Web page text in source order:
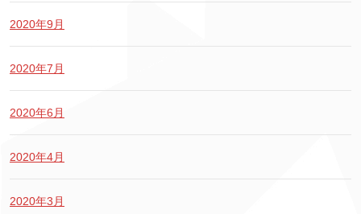
2020年9月
2020年7月
2020年6月
2020年4月
2020年3月